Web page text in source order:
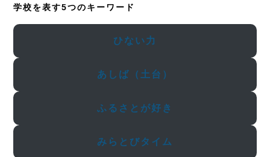
学校を表す5つのキーワード
ひない力
あしば（土台）
ふるさとが好き
みらとびタイム